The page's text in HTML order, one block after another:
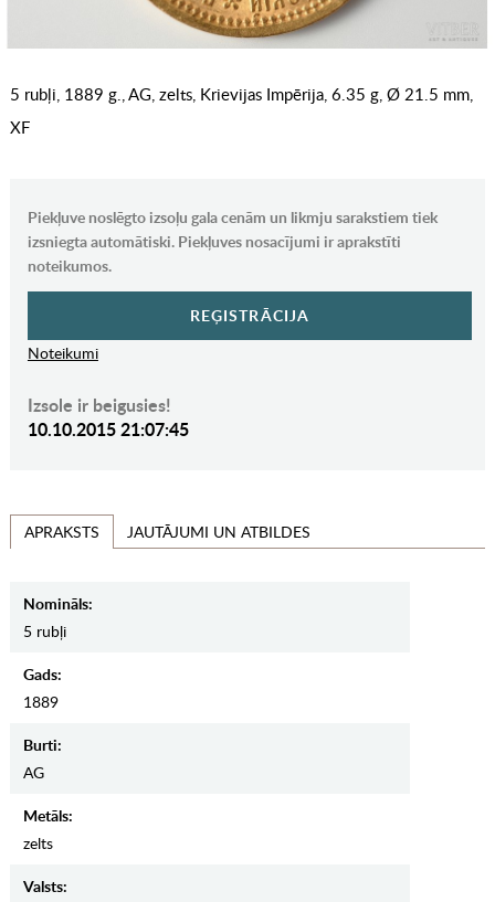
5 rubļi, 1889 g., AG, zelts, Krievijas Impērija, 6.35 g, Ø 21.5 mm,
XF
Piekļuve noslēgto izsoļu gala cenām un likmju sarakstiem tiek
izsniegta automātiski. Piekļuves nosacījumi ir aprakstīti
noteikumos.
REĢISTRĀCIJA
Noteikumi
Izsole ir beigusies!
10.10.2015 21:07:45
APRAKSTS JAUTĀJUMI UN ATBILDES
Nomināls:
5 rubļi
Gads:
1889
Burti:
AG
Metāls:
zelts
Valsts: